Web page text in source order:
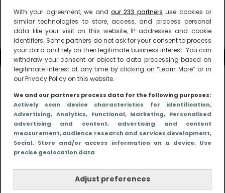
With your agreement, we and our 233 partners use cookies or
similar technologies to store, access, and process personal
data like your visit on this website, IP addresses and cookie
identifiers. Some partners do not ask for your consent to process
your data and rely on their legitimate business interest. You can
withdraw your consent or object to data processing based on
legitimate interest at any time by clicking on “Learn More” or in
our Privacy Policy on this website.
We and our partners process data for the following purposes:
Actively scan device characteristics for identification,
Advertising, Analytics, Functional, Marketing, Personalised
advertising and content, advertising and content
measurement, audience research and services development,
Social, Store and/or access information on a device, Use
precise geolocation data
Adjust preferences